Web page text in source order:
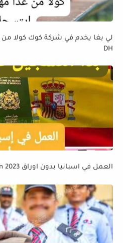
DH
العمل في اسبانيا بدون اوراق Spain 2023